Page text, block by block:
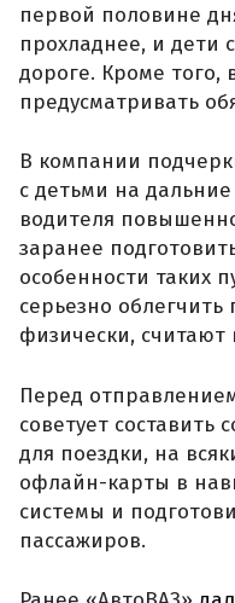
первой половине
прохладнее, и дети
дороге. Кроме того,
предусматривать
В компании
с детьми на
водителя
заранее
особенности таких
серьезно облегчить
физически, считают
Перед
советует составить
для поездки, на
офлайн-карты в
системы и
пассажиров.